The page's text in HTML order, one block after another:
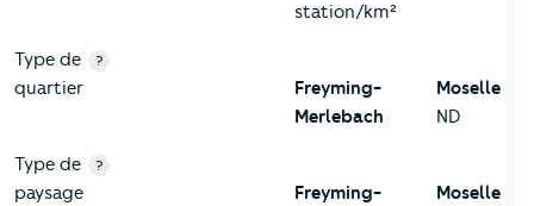
station/km²
Type de
quartier
?
Freyming-
Merlebach
Moselle
ND
Type de
paysage
?
Freyming-
Moselle